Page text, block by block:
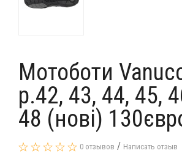
Мотоботи
р.42, 43, 44, 45,
48 (нові)
0 отзывов / Написать отзыв